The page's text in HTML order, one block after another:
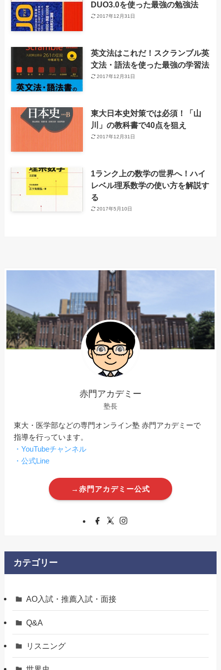
DUO3.0を使った最強の勉強法
2017年12月31日
英文法はこれだ！スクランブル英
文法・語法を使った最強の学習法
2017年12月31日
東大日本史対策では必須！「山
川」の教科書で40点を狙え
2017年12月31日
1ランク上の数学の世界へ！ハイ
レベル理系数学の使い方を解説す
る
2017年5月10日
赤門アカデミー
塾長
東大・医学部などの専門オンライン塾 赤門アカデミーで
指導を行っています。
・YouTubeチャンネル
・公式Line
→赤門アカデミー公式
カテゴリー
AO入試・推薦入試・面接
Q&A
リスニング